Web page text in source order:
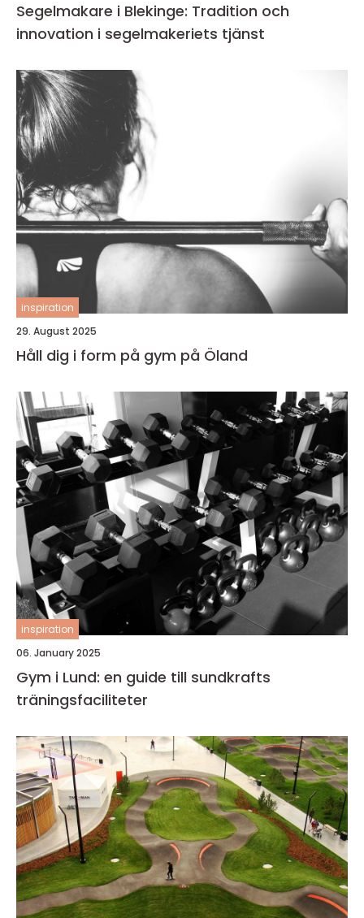
Segelmakare i Blekinge: Tradition och
innovation i segelmakeriets tjänst
inspiration
29. August 2025
Håll dig i form på gym på Öland
inspiration
06. January 2025
Gym i Lund: en guide till sundkrafts
träningsfaciliteter